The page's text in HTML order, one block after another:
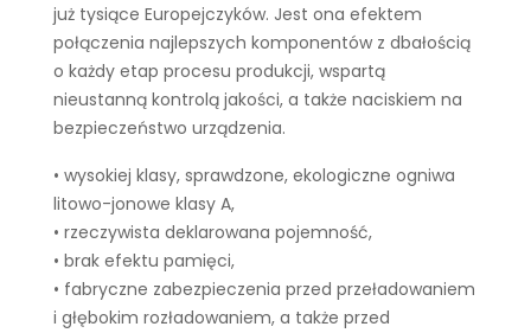
już tysiące Europejczyków. Jest ona efektem
połączenia najlepszych komponentów z dbałością
o każdy etap procesu produkcji, wspartą
nieustanną kontrolą jakości, a także naciskiem na
bezpieczeństwo urządzenia.
• wysokiej klasy, sprawdzone, ekologiczne ogniwa
litowo-jonowe klasy A,
• rzeczywista deklarowana pojemność,
• brak efektu pamięci,
• fabryczne zabezpieczenia przed przeładowaniem
i głębokim rozładowaniem, a także przed